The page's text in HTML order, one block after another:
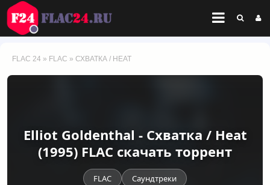
FLAC 24 » FLAC » СХВАТКА / HEAT
Elliot Goldenthal - Схватка / Heat
(1995) FLAC скачать торрент
FLAC Саундтреки